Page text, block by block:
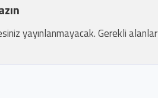
yayınlanmayacak.Gerekli alanlar